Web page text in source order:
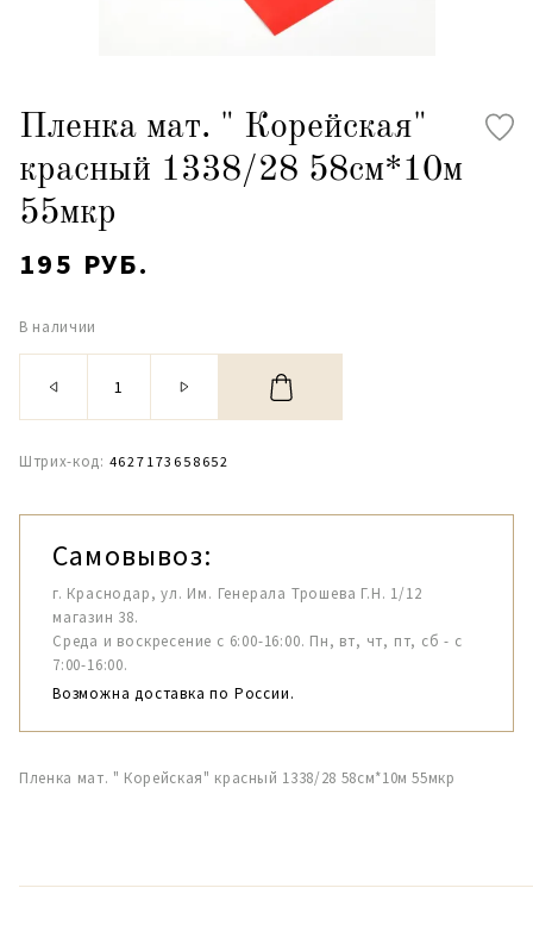
Пленка мат. " Корейская"
красный 1338/28 58см*10м
55мкр
195 РУБ.
В наличии
Штрих-код: 4627173658652
Самовывоз:
г. Краснодар, ул. Им. Генерала Трошева Г.Н. 1/12
магазин 38.
Среда и воскресение с 6:00-16:00. Пн, вт, чт, пт, сб - с
7:00-16:00.
Возможна доставка по России.
Пленка мат. " Корейская" красный 1338/28 58см*10м 55мкр